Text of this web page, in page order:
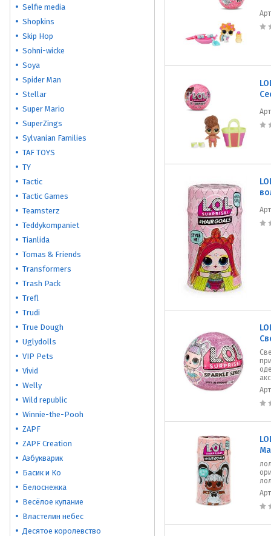
Selfie media
Shopkins
Skip Hop
Sohni-wicke
Soya
Spider Man
Stellar
Super Mario
SuperZings
Sylvanian Families
TAF TOYS
TY
Tactic
Tactic Games
Teamsterz
Teddykompaniet
Tianlida
Tomas & Friends
Transformers
Trash Pack
Trefl
Trudi
True Dough
Uglydolls
VIP Pets
Vivid
Welly
Wild republic
Winnie-the-Pooh
ZAPF
ZAPF Creation
Азбукварик
Басик и Ко
Белоснежка
Весёлое купание
Властелин небес
Десятое королевство